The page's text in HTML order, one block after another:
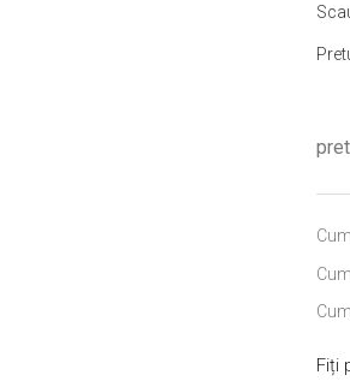
Fiți